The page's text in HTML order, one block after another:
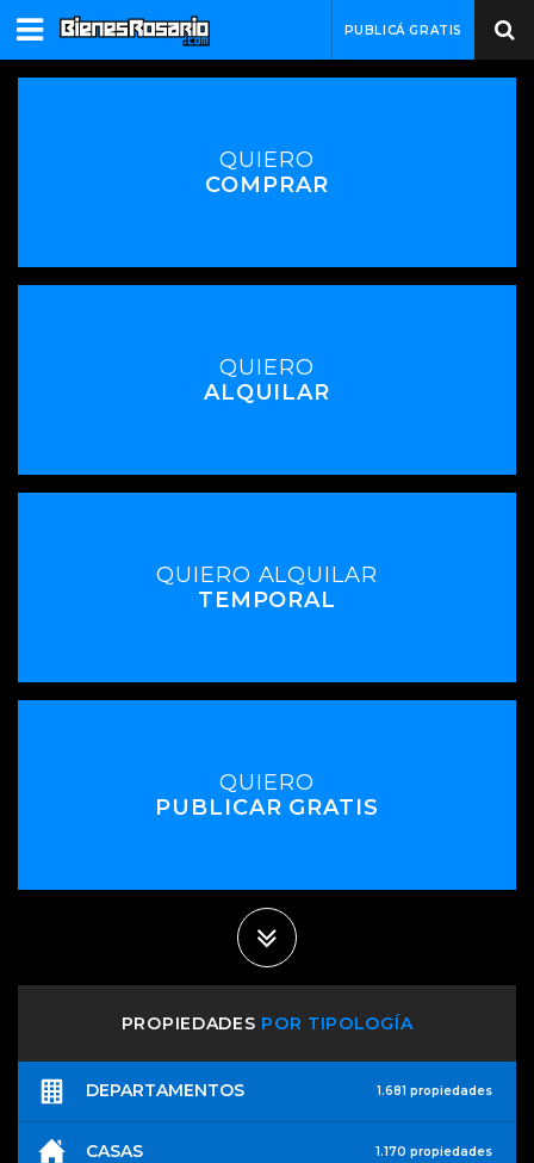
PUBLICÁ GRATIS
QUIERO
COMPRAR
QUIERO
ALQUILAR
QUIERO ALQUILAR
TEMPORAL
QUIERO
PUBLICAR GRATIS
PROPIEDADES POR TIPOLOGÍA
DEPARTAMENTOS 1.681 propiedades
CASAS 1.170 propiedades